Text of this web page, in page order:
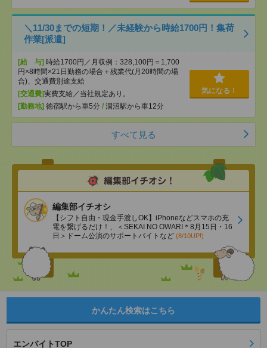
＼11/30までの短期！／未経験から時給1700円！集荷
作業[派遣]
[給 与] 時給1700円／月収例：328,100円＝1,700
円×8時間×21日勤務の場合＋残業代(月20時間の場
合)、交通費別途支給
[交通費]実費支給／当社規定あり。
[勤務地] 徳宿駅から車5分 / 涸沼駅から車12分
気になる！
すべて見る
編集部イチオシ
【シフト自由・現金手渡しOK】iPhoneなどスマホの充
電を繋げるだけ！、＜SEKAI NO OWARI＊8月15日・16
日＞ドーム公演のサポートバイトなど (8/10UP!)
かんたん検索はこちら
エンバイトTOP